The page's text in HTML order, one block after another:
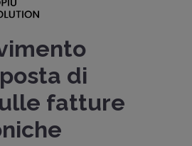
di
fatture